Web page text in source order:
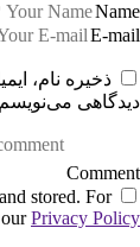
Name
E-mail
ذخیره نام،
دیدگاهی
Comment
stored. For
Privacy Policy